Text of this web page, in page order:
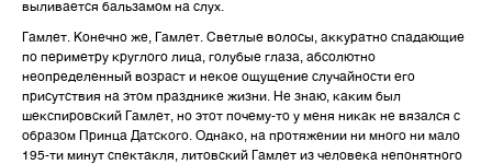
выливается бальзамом на слух.
Гамлет. Конечно же, Гамлет. Светлые волосы, аккуратно спадающие
по периметру круглого лица, голубые глаза, абсолютно
неопределенный возраст и некое ощущение случайности его
присутствия на этом празднике жизни. Не знаю, каким был
шекспировский Гамлет, но этот почему-то у меня никак не вязался с
образом Принца Датского. Однако, на протяжении ни много ни мало
195-ти минут спектакля, литовский Гамлет из человека непонятного